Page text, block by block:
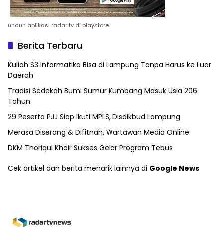
unduh aplikasi radar tv di playstore
Berita Terbaru
Kuliah S3 Informatika Bisa di Lampung Tanpa Harus ke Luar
Daerah
Tradisi Sedekah Bumi Sumur Kumbang Masuk Usia 206
Tahun
29 Peserta PJJ Siap Ikuti MPLS, Disdikbud Lampung
Merasa Diserang & Difitnah, Wartawan Media Online
DKM Thoriqul Khoir Sukses Gelar Program Tebus
Cek artikel dan berita menarik lainnya di Google News